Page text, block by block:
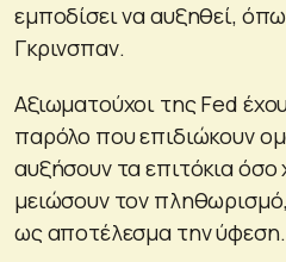
εμποδίσει να αυξηθεί,
Γκρινσπαν.
Αξιωματούχοι της Fed
παρόλο που επιδιώκουν
αυξήσουν τα επιτόκια όσο
μειώσουν τον
ως αποτέλεσμα την ύφεση.